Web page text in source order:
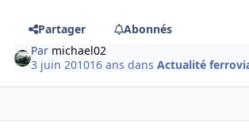
Partager
Abonnés
Par michael02
3 juin 201016 ans dansActualité